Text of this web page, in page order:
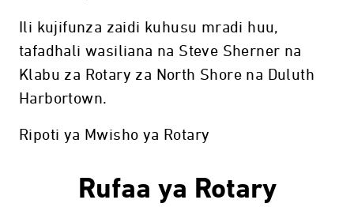
Ili kujifunza zaidi kuhusu mradi huu,
tafadhali wasiliana na Steve Sherner na
Klabu za Rotary za North Shore na Duluth
Harbortown.
Ripoti ya Mwisho ya Rotary
Rufaa ya Rotary